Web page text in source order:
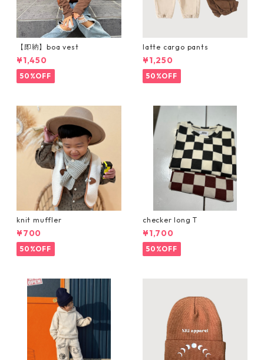
【即納】boa vest
¥1,450
50%OFF
latte cargo pants
¥1,250
50%OFF
knit muffler
¥700
50%OFF
checker long T
¥1,700
50%OFF